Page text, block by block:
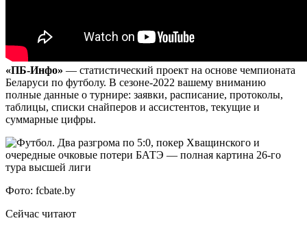
«ПБ-Инфо» — статистический проект на основе чемпионата
Беларуси по футболу. В сезоне-2022 вашему вниманию
полные данные о турнире: заявки, расписание, протоколы,
таблицы, списки снайперов и ассистентов, текущие и
суммарные цифры.
Фото: fcbate.by
Сейчас читают